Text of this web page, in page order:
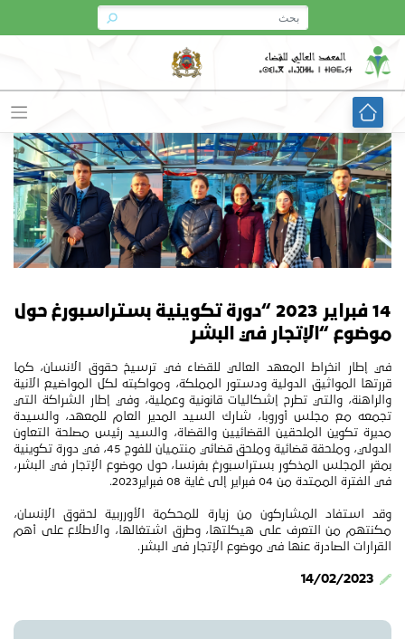
content
14 فبراير 2023 “دورة تكوينية بستراسبورغ حول
موضوع “الإتجار في البشر
في إطار انخراط المعهد العالي للقضاء في ترسيخ حقوق الانسان، كما
قررتها المواثيق الدولية ودستور المملكة، ومواكبته لكل المواضيع الآنية
والراهنة، والتي تطرح إشكاليات قانونية وعملية، وفي إطار الشراكة التي
تجمعه مع مجلس أوروبا، شارك السيد المدير العام للمعهد، والسيدة
مديرة تكوين الملحقين القضائيين والقضاة، والسيد رئيس مصلحة التعاون
الدولي، وملحقة قضائية وملحق قضائي منتميان للفوج 45، في دورة تكوينية
بمقر المجلس المذكور بستراسبورغ بفرنسا، حول موضوع الإتجار في البشر،
في الفترة الممتدة من 04 فبراير إلى غاية 08 فبراير2023.
وقد استفاد المشاركون من زيارة للمحكمة الأورربية لحقوق الإنسان،
مكنتهم من التعرف على هيكلتها، وطرق اشتغالها، والاطلاع على أهم
القرارات الصادرة عنها في موضوع الإتجار في البشر.
14/02/2023